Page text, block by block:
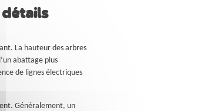
détails
La hauteur des arbres
abattage plus
de lignes électriques
Généralement, un